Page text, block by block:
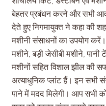
बेहतर प्रबंधन करने और सभी
देते हुए निगमायुक्त ने कहा की
मशीनी संसाधनों का उपयोग
मशीने, बड़ी जेसीबी मशीने,
मशीनों सहित विशाल झील की
अत्याधुनिक प्लांट हैं। इन सभी
पाने में मदद मिलेगी। आप सभी